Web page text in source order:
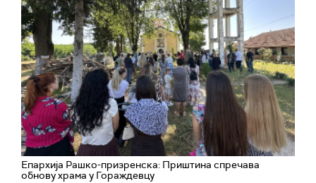
Епархија Рашко-призренска: Приштина спречава
обнову храма у Гораждевцу